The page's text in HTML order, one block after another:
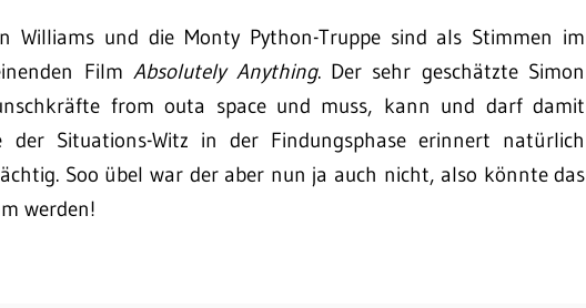
Williams und die Monty Python-Truppe sind als Stimmen im
Film Absolutely Anything. Der sehr geschätzte Simon
from outa space und muss, kann und darf damit
der Situations-Witz in der Findungsphase erinnert natürlich
Soo übel war der aber nun ja auch nicht, also könnte das
werden!